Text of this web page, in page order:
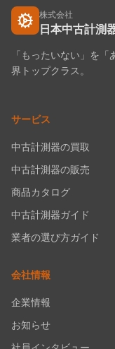
株式会社
日本中古計測
「もったいない」を
界トップクラス。
サービス
中古計測器の買取
中古計測器の販売
商品カタログ
中古計測器ガイド
業者の選び方ガイド
会社情報
企業情報
お知らせ